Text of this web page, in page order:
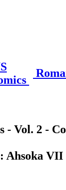
- Vol. 2 -
Ahsoka